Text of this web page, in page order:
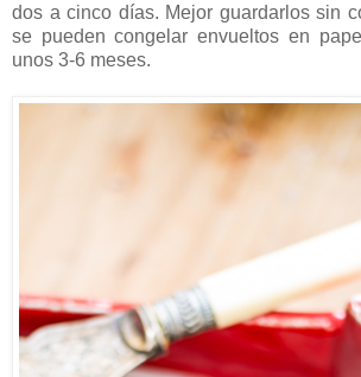
dos a cinco días. Mejor guardarlos sin
se pueden congelar envueltos en
unos 3-6 meses.